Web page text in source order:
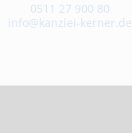
0511 27 900 80
info@kanzlei-kerner.de